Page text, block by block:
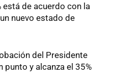
está de acuerdo con la
nuevo estado de
del Presidente
punto y alcanza el 35%